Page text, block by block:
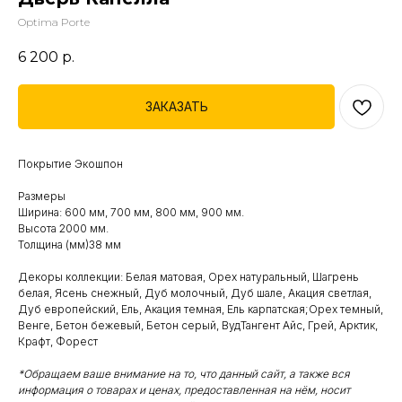
Optima Porte
6 200 р.
ЗАКАЗАТЬ
Покрытие Экошпон
Размеры
Ширина: 600 мм, 700 мм, 800 мм, 900 мм.
Высота 2000 мм.
Толщина (мм)38 мм
Декоры коллекции: Белая матовая, Орех натуральный, Шагрень
белая, Ясень снежный, Дуб молочный, Дуб шале, Акация светлая,
Дуб европейский, Ель, Акация темная, Ель карпатская;Орех темный,
Венге, Бетон бежевый, Бетон серый, ВудТангент Айс, Грей, Арктик,
Крафт, Форест
*Обращаем ваше внимание на то, что данный сайт, а также вся
информация о товарах и ценах, предоставленная на нём, носит